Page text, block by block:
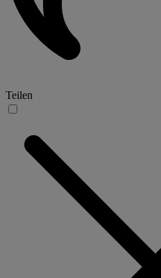
Teilen